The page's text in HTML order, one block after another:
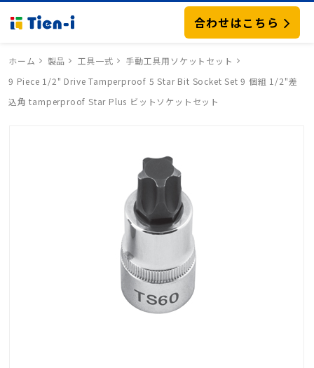
合わせはこちら
ホーム 製品 工具一式
手動工具用ソケットセット
9 Piece 1/2" Drive Tamperproof 5 Star Bit Socket Set 9 個組 1/2"差
込角 tamperproof Star Plus ビットソケットセット